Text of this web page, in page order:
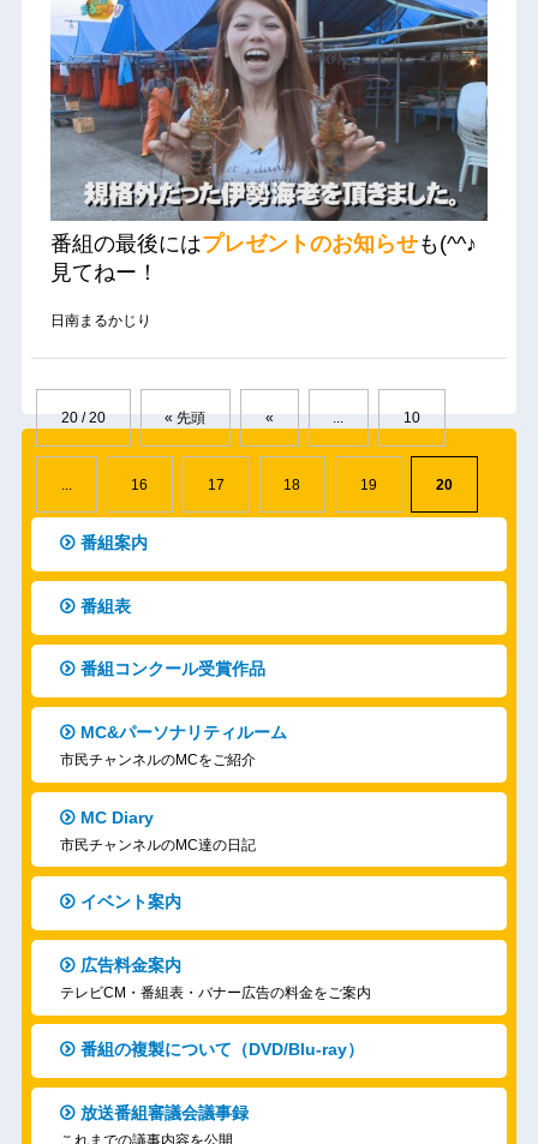
番組の最後にはプレゼントのお知らせも(^^♪
見てねー！
日南まるかじり
20 / 20 « 先頭 « ... 10
16 17 18 19 20
番組案内
番組表
番組コンクール受賞作品
MC&パーソナリティルーム
市民チャンネルのMCをご紹介
MC Diary
市民チャンネルのMC達の日記
イベント案内
広告料金案内
テレビCM・番組表・バナー広告の料金をご案内
番組の複製について（DVD/Blu-ray）
放送番組審議会議事録
これまでの議事内容を公開